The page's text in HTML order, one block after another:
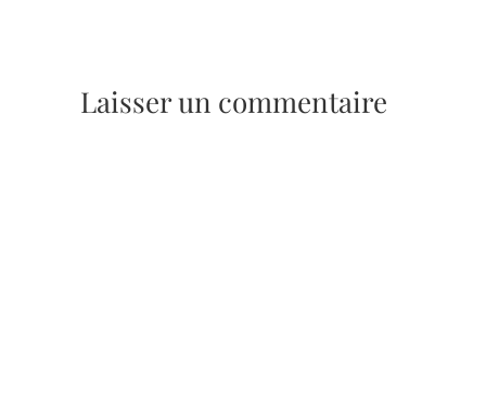
Laisser un commentaire